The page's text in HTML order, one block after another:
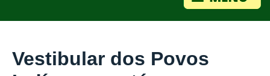
Vestibular dos Povos